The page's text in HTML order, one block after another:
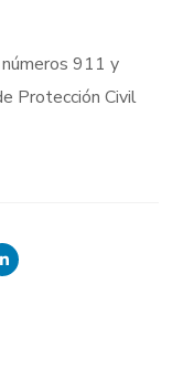
911 y
Protección Civil